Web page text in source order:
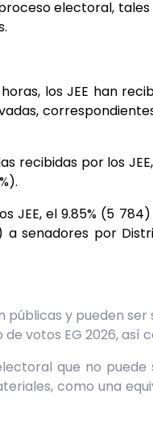
electoral,
los JEE han
recibidas por los
el 9.85% (5
a senadores por
públicas y pueden
votos EG 2026, así
que no
como una